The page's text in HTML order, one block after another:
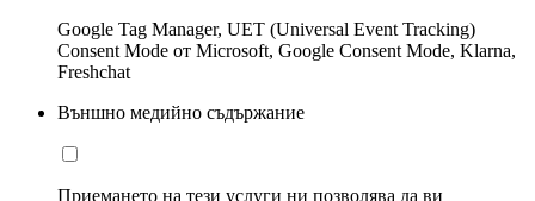
Google Tag Manager, UET (Universal Event Tracking)
Consent Mode от Microsoft, Google Consent Mode, Klarna,
Freshchat
Външно медийно съдържание
Приемането на тези услуги ни позволява да ви